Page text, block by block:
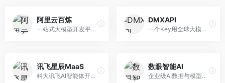
阿里云百炼
一站式大模型开发平台，深度整合阿里云服务。面向企业开发者和AI团队，提供模型训练、微调、部署、应用开发等全流程服务，企业级功能完善。
DMXAPI
一个Key用全球大模型的聚合平台。面向开发者，提供多模型统一API、简化接入、成本控制等服务，接入便捷。
讯飞星辰MaaS
科大讯飞AI智能体开发平台，专注于企业级模型服务。面向企业用户，提供模型调用、智能体创建、行业解决方案等服务，中文能力突出。
数眼智能AI
企业级AI数据与模型服务平台，专注于数据驱动AI。面向企业用户，提供数据管理、模型训练、部署服务等，数据治理能力强。